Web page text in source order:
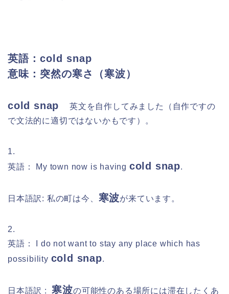
英語：cold snap
意味：突然の寒さ（寒波）
cold snap
英文を自作してみました（自作ですの
で文法的に適切ではないかもです）。
1.
英語： My town now is having cold snap.
日本語訳: 私の町は今、 寒波が来ています。
2.
英語： I do not want to stay any place which has
possibility cold snap.
日本語訳 :寒波の可能性のある場所には滞在したくあ